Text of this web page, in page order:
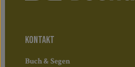
KONTAKT
Buch & Segen